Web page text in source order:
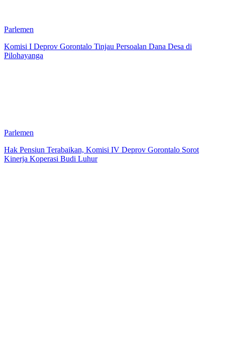
Parlemen
Komisi I Deprov Gorontalo Tinjau Persoalan Dana Desa di
Pilohayanga
Parlemen
Hak Pensiun Terabaikan, Komisi IV Deprov Gorontalo Sorot
Kinerja Koperasi Budi Luhur